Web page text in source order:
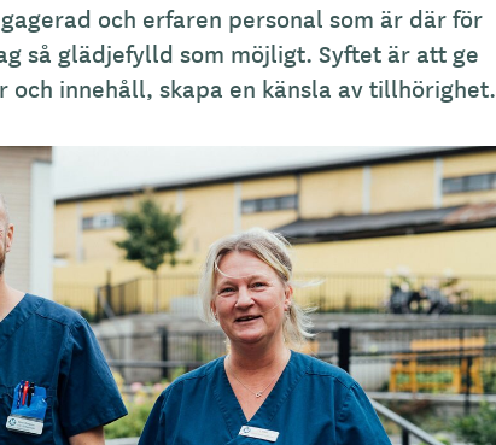
och erfaren personal som är där för
så glädjefylld som möjligt. Syftet är att ge
och innehåll, skapa en känsla av tillhörighet.